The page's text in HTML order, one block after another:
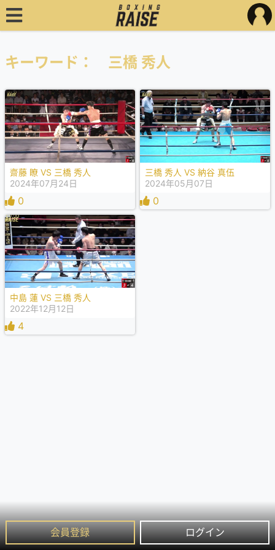
会員登録 ログイン
キーワード： 三橋 秀人
齋藤 瞭 VS 三橋 秀人
2024年07月24日
0
三橋 秀人 VS 納谷 真伍
2024年05月07日
0
中島 蓮 VS 三橋 秀人
2022年12月12日
4